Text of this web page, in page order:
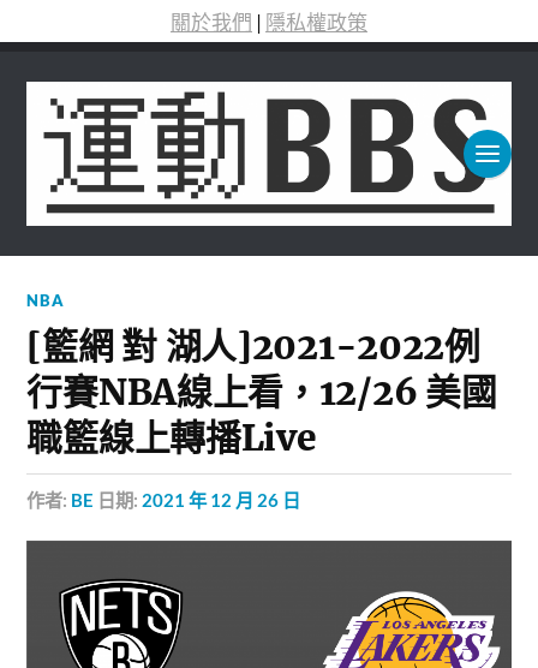
關於我們 | 隱私權政策
NBA
[籃網 對 湖人]2021-2022例
行賽NBA線上看，12/26 美國
職籃線上轉播Live
作者: BE 日期: 2021 年 12 月 26 日